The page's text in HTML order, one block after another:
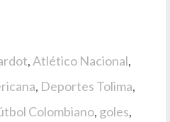
,Atlético Nacional,
, Deportes Tolima,
Colombiano, goles,